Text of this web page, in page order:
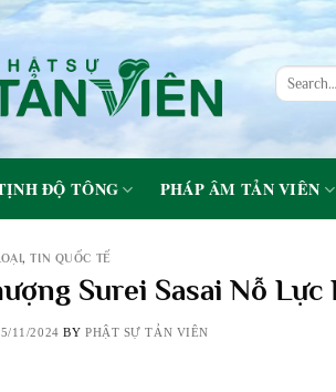
ĐỘ TÔNG PHÁP ÂM TẢN VIÊN
,TIN QUỐC TẾ
Surei Sasai Nỗ
11/2024 BY PHẬT SỰ TẢN VIÊN